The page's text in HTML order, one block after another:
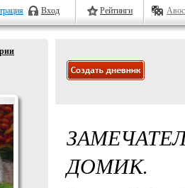
Вход Рейтинги
ДОМИК.